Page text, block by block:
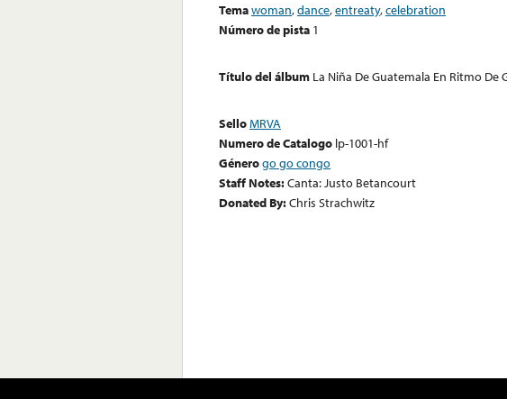
Temawoman,dance,entreaty,celebration
Número de pista 1
Título del álbum La Niña De Guatemala En Ritmo De
SelloMRVA
Numero de Catalogo lp-1001-hf
Génerogo go congo
Staff Notes:Canta: Justo Betancourt
Donated By:Chris Strachwitz